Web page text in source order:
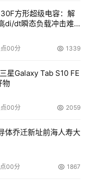
用3DVC(3D Vapor
决局部热点,在控制
耗的热转移,解决了多
、整机散热能力的不
电。
储系统根据负载情况
,当低负载时启动主
储系统供电转化效
方形超级电容：解
di/dt瞬态负载冲击难
00分 1339
星Galaxy Tab S10 FE
物
00分 2059
体乔迁新址前海人寿大
00分 1867